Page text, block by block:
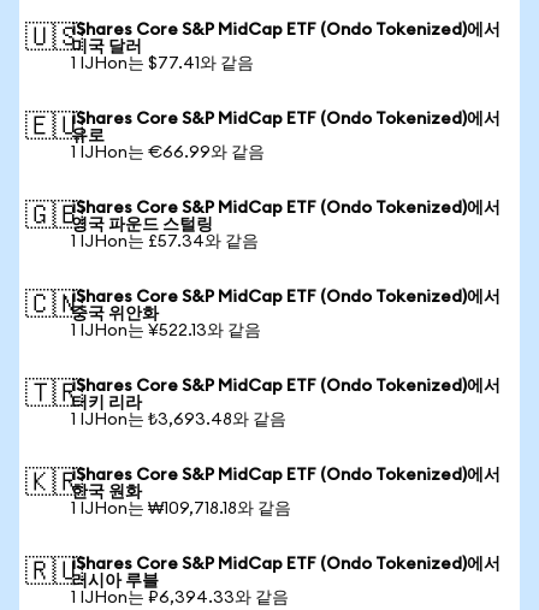
🇺🇸iShares Core S&P MidCap ETF (Ondo Tokenized)에서
미국 달러
1 IJHon는 $77.41와 같음
🇪🇺iShares Core S&P MidCap ETF (Ondo Tokenized)에서
유로
1 IJHon는 €66.99와 같음
🇬🇧iShares Core S&P MidCap ETF (Ondo Tokenized)에서
영국 파운드 스털링
1 IJHon는 £57.34와 같음
🇨🇳iShares Core S&P MidCap ETF (Ondo Tokenized)에서
중국 위안화
1 IJHon는 ¥522.13와 같음
🇹🇷iShares Core S&P MidCap ETF (Ondo Tokenized)에서
터키 리라
1 IJHon는 ₺3,693.48와 같음
🇰🇷iShares Core S&P MidCap ETF (Ondo Tokenized)에서
한국 원화
1 IJHon는 ₩109,718.18와 같음
🇷🇺iShares Core S&P MidCap ETF (Ondo Tokenized)에서
러시아 루블
1 IJHon는 ₽6,394.33와 같음